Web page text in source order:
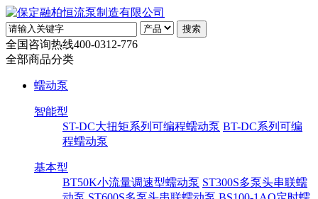
全国咨询热线400-0312-776
全部商品分类
蠕动泵
智能型
ST-DC大扭矩系列可编程蠕动泵 BT-DC系列可编
程蠕动泵
基本型
BT50K小流量调速型蠕动泵 ST300S多泵头串联蠕